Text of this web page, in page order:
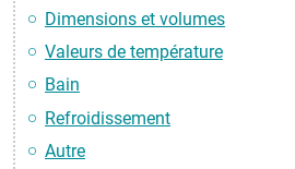
Dimensions et volumes
Valeurs de température
Bain
Refroidissement
Autre